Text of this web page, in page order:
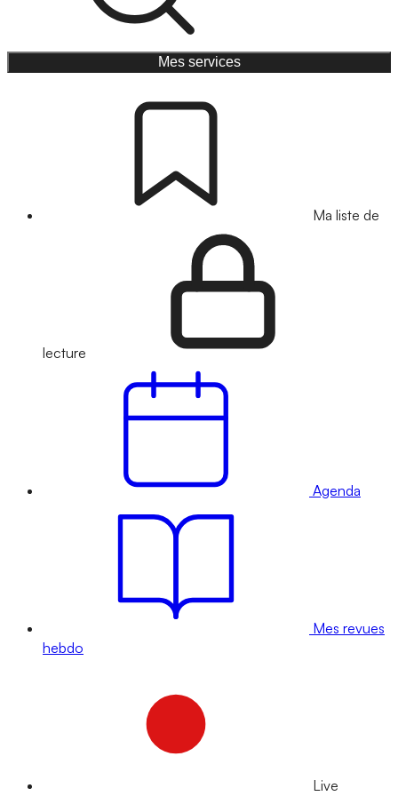
Mes services
Ma liste de
lecture
Agenda
Mes revues
hebdo
Live